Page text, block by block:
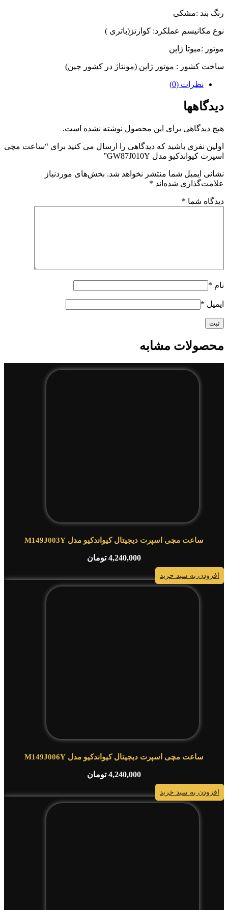
رنگ بند :مشکی
نوع مکانیسم عملکرد: کوارتز(باتری )
موتور :میوتا ژاپن
ساخت کشور : موتور ژاپن (مونتاژ در کشور چین)
نظرات (0)
دیدگاهها
هیچ دیدگاهی برای این محصول نوشته نشده است.
اولین نفری باشید که دیدگاهی را ارسال می کنید برای “ساعت مچی
اسپرت کیواندکیو مدل GW87J010Y”
نشانی ایمیل شما منتشر نخواهد شد. بخش‌های موردنیاز
علامت‌گذاری شده‌اند *
دیدگاه شما *
نام *
ایمیل *
محصولات مشابه
ساعت مچی اسپرت دیجیتال کیواندکیو مدل M149J003Y
4,240,000 تومان
افزودن به سبد خرید
ساعت مچی اسپرت دیجیتال کیواندکیو مدل M149J006Y
4,240,000 تومان
افزودن به سبد خرید